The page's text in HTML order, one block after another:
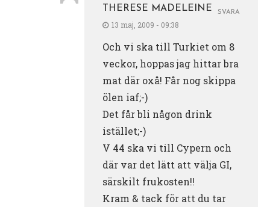
THERESE MADELEINE
13 maj, 2009 - 09:38
Och vi ska till Turkiet om 8
veckor, hoppas jag hittar bra
mat där oxå! Får nog skippa
ölen iaf;-)
Det får bli någon drink
istället;-)
V 44 ska vi till Cypern och
där var det lätt att välja GI,
särskilt frukosten!!
Kram & tack för att du tar
SVARA